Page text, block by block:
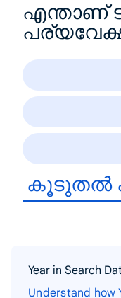
എന്താണ്
കൂടുതൽ
Year in Search
Understand how